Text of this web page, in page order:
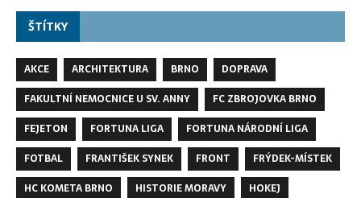
ŠTÍTKY
AKCE ARCHITEKTURA BRNO
DOPRAVA
FAKULTNÍ NEMOCNICE U SV. ANNY
FC ZBROJOVKA BRNO
FEJETON
FORTUNA LIGA
FORTUNA NÁRODNÍ LIGA
FOTBAL
FRANTIŠEK SYNEK FRONT
FRÝDEK-MÍSTEK
HC KOMETA BRNO
HISTORIE MORAVY
HOKEJ